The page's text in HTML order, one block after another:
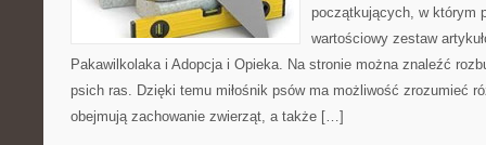
początkujących, w którym
wartościowy zestaw
Pakawilkolaka i Adopcja i Opieka. Na stronie można znaleźć
psich ras. Dzięki temu miłośnik psów ma możliwość zrozumieć
obejmują zachowanie zwierząt, a także […]